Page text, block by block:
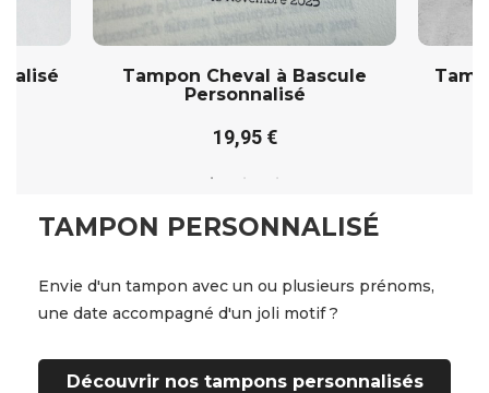
Tampon Cheval à Bascule
Personnalisé
19,95 €
TAMPON PERSONNALISÉ
Envie d'un tampon avec un ou plusieurs prénoms,
une date accompagné d'un joli motif ?
Découvrir nos tampons personnalisés